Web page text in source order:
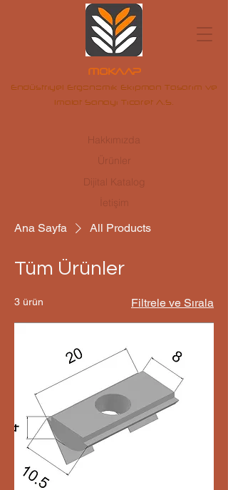
MOKAAP
Endüstriyel Ergonomik Ekipman Tasarım ve
Imalat Sanayi Ticaret A.S.
Ürünler
Dijital Katalog
İetişim
Hakkımızda
Ana Sayfa All Products
Tüm Ürünler
3 ürün Filtrele ve Sırala